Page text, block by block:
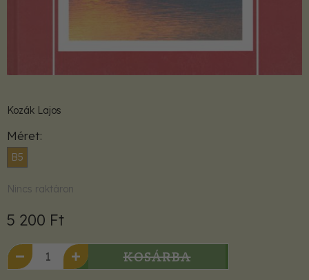
Kozák Lajos
Méret
B5
Nincs raktáron
5 200 Ft
KOSÁRBA